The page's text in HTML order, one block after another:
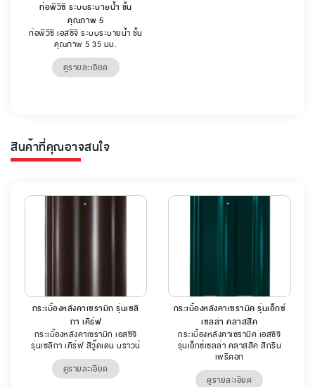
ท่อพีวีซี ระบบระบายน้ำ ชั้น
คุณภาพ 5
ท่อพีวีซี เอสซีจี ระบบระบายน้ำ ชั้น
คุณภาพ 5 35 มม.
ดูรายละเอียด
สินค้าที่คุณอาจสนใจ
กระเบื้องหลังคาเซรามิก รุ่นเซลิ
กา เคิร์ฟ
กระเบื้องหลังคาเซรามิก เอสซีจี
รุ่นเซลิกา เคิร์ฟ สีวู๊ดเดน บราวน์
ดูรายละเอียด
กระเบื้องหลังคาเซรามิค รุ่นเอ็กซ์
เซลล่า คลาสสิค
กระเบื้องหลังคาเซรามิค เอสซีจี
รุ่นเอ็กซ์เซลล่า คลาสสิค สีกรีน
เพริดอท
ดูรายละเอียด